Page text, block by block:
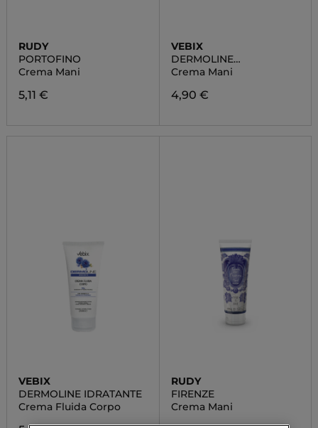
RUDY
PORTOFINO
Crema Mani
5,11 €
VEBIX
DERMOLINE
ENERGIZZANTE
Crema Mani
4,90 €
VEBIX
DERMOLINE IDRATANTE
Crema Fluida Corpo
RUDY
FIRENZE
Crema Mani